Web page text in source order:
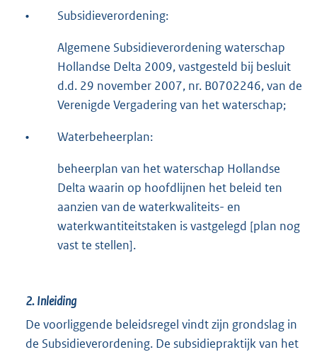
• Subsidieverordening:
Algemene Subsidieverordening waterschap
Hollandse Delta 2009, vastgesteld bij besluit
d.d. 29 november 2007, nr. B0702246, van de
Verenigde Vergadering van het waterschap;
• Waterbeheerplan:
beheerplan van het waterschap Hollandse
Delta waarin op hoofdlijnen het beleid ten
aanzien van de waterkwaliteits- en
waterkwantiteitstaken is vastgelegd [plan nog
vast te stellen].
2. Inleiding
De voorliggende beleidsregel vindt zijn grondslag in
de Subsidieverordening. De subsidiepraktijk van het